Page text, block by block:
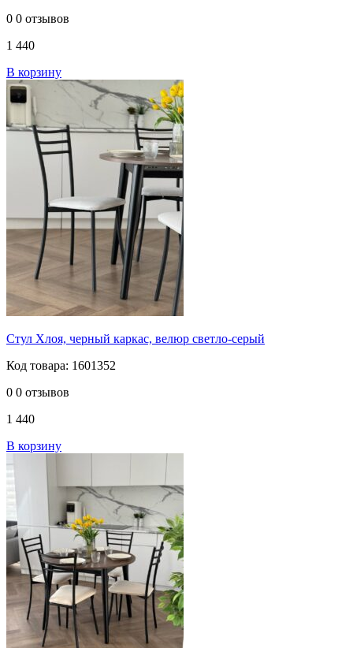
0 0 отзывов
1 440
В корзину
Стул Хлоя, черный каркас, велюр светло-серый
Код товара: 1601352
0 0 отзывов
1 440
В корзину